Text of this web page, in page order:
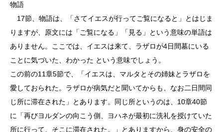
物語
17節、物語は、「さてイエスが行ってご覧になると」とはじま
りますが、原文には「ご覧になる」「見る」という意味の単語は
ありません。ここでは、イエスは来て、ラザロが4日間墓にいる
ことに気づいた、わかった という意味でしょう。
この前の11章5節で、「イエスは、マルタとその姉妹とラザロを
愛しておられた。ラザロが病気だと聞いてからも、なお二日間同
じ所に滞在された」とあります。同じ所というのは、10章40節
に「再びヨルダンの向こう側、ヨハネが最初に洗礼を授けていた
所に行って、そこに滞在された。」とありますから、身の安全の